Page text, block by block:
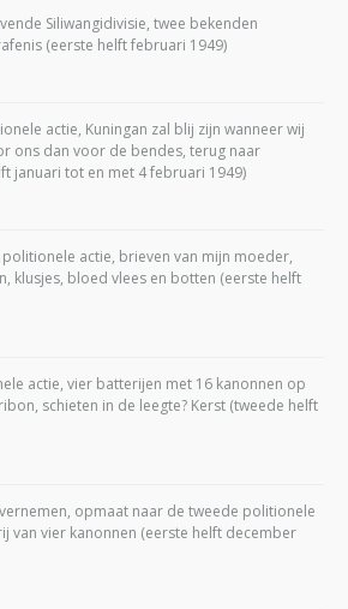
Siliwangidivisie, twee bekenden
(eerste helft februari 1949)
actie, Kuningan zal blij zijn wanneer wij
ons dan voor de bendes, terug naar
januari tot en met 4 februari 1949)
actie, brieven van mijn moeder,
klusjes, bloed vlees en botten (eerste helft
actie, vier batterijen met 16 kanonnen op
schieten in de leegte? Kerst (tweede helft
opmaat naar de tweede politionele
van vier kanonnen (eerste helft december